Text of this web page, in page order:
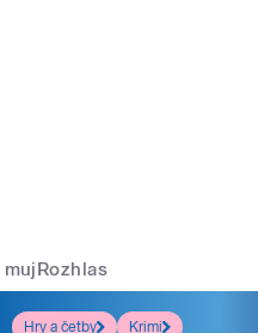
mujRozhlas
Hry a četby Krimi